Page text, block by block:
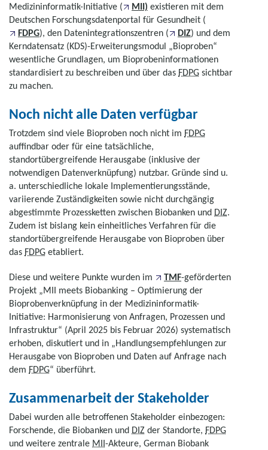
Medizininformatik-Initiative (
MII) existieren mit dem
Deutschen Forschungsdatenportal für Gesundheit (
FDPG), den Datenintegrationszentren ( DIZ) und dem
Kerndatensatz (KDS)-Erweiterungsmodul „Bioproben“
wesentliche Grundlagen, um Bioprobeninformationen
standardisiert zu beschreiben und über das FDPG sichtbar
zu machen.
Noch nicht alle Daten verfügbar
Trotzdem sind viele Bioproben noch nicht im FDPG
auffindbar oder für eine tatsächliche,
standortübergreifende Herausgabe (inklusive der
notwendigen Datenverknüpfung) nutzbar. Gründe sind u.
a. unterschiedliche lokale Implementierungsstände,
variierende Zuständigkeiten sowie nicht durchgängig
abgestimmte Prozessketten zwischen Biobanken und DIZ.
Zudem ist bislang kein einheitliches Verfahren für die
standortübergreifende Herausgabe von Bioproben über
das FDPG etabliert.
Diese und weitere Punkte wurden im TMF-geförderten
Projekt „MII meets Biobanking – Optimierung der
Bioprobenverknüpfung in der Medizininformatik-
Initiative: Harmonisierung von Anfragen, Prozessen und
Infrastruktur“ (April 2025 bis Februar 2026) systematisch
erhoben, diskutiert und in „Handlungsempfehlungen zur
Herausgabe von Bioproben und Daten auf Anfrage nach
dem FDPG“ überführt.
Zusammenarbeit der Stakeholder
Dabei wurden alle betroffenen Stakeholder einbezogen:
Forschende, die Biobanken und DIZ der Standorte, FDPG
und weitere zentrale MII-Akteure, German Biobank